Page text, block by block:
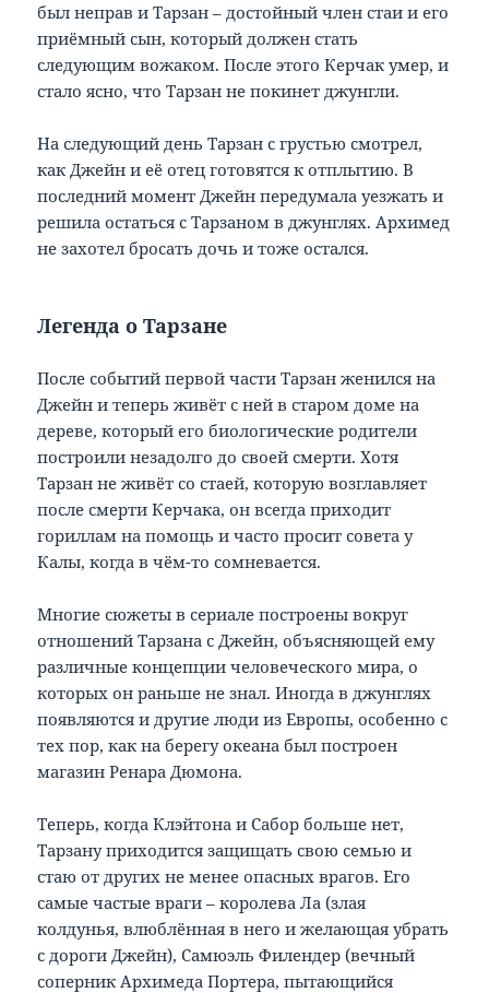
был неправ и Тарзан – достойный член стаи и его
приёмный сын, который должен стать
следующим вожаком. После этого Керчак умер, и
стало ясно, что Тарзан не покинет джунгли.
На следующий день Тарзан с грустью смотрел,
как Джейн и её отец готовятся к отплытию. В
последний момент Джейн передумала уезжать и
решила остаться с Тарзаном в джунглях. Архимед
не захотел бросать дочь и тоже остался.
Легенда о Тарзане
После событий первой части Тарзан женился на
Джейн и теперь живёт с ней в старом доме на
дереве, который его биологические родители
построили незадолго до своей смерти. Хотя
Тарзан не живёт со стаей, которую возглавляет
после смерти Керчака, он всегда приходит
гориллам на помощь и часто просит совета у
Калы, когда в чём-то сомневается.
Многие сюжеты в сериале построены вокруг
отношений Тарзана с Джейн, объясняющей ему
различные концепции человеческого мира, о
которых он раньше не знал. Иногда в джунглях
появляются и другие люди из Европы, особенно с
тех пор, как на берегу океана был построен
магазин Ренара Дюмона.
Теперь, когда Клэйтона и Сабор больше нет,
Тарзану приходится защищать свою семью и
стаю от других не менее опасных врагов. Его
самые частые враги – королева Ла (злая
колдунья, влюблённая в него и желающая убрать
с дороги Джейн), Самюэль Филендер (вечный
соперник Архимеда Портера, пытающийся